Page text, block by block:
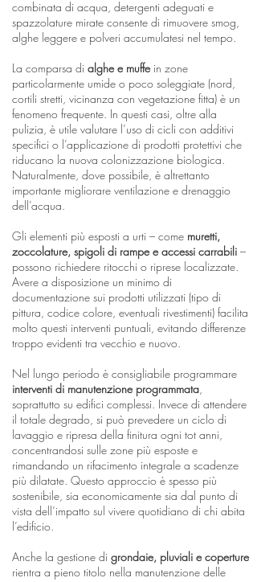
combinata di acqua, detergenti adeguati e
spazzolature mirate consente di rimuovere smog,
alghe leggere e polveri accumulatesi nel tempo.
La comparsa di alghe e muffein zone
particolarmente umide o poco soleggiate (nord,
cortili stretti, vicinanza con vegetazione fitta) è un
fenomeno frequente. In questi casi, oltre alla
pulizia, è utile valutare l’uso di cicli con additivi
specifici o l’applicazione di prodotti protettivi che
riducano la nuova colonizzazione biologica.
Naturalmente, dove possibile, è altrettanto
importante migliorare ventilazione e drenaggio
dell’acqua.
Gli elementi più esposti a urti – come muretti,
zoccolature, spigoli di rampe e accessi carrabili –
possono richiedere ritocchi o riprese localizzate.
Avere a disposizione un minimo di
documentazione sui prodotti utilizzati (tipo di
pittura, codice colore, eventuali rivestimenti) facilita
molto questi interventi puntuali, evitando differenze
troppo evidenti tra vecchio e nuovo.
Nel lungo periodo è consigliabile programmare
interventi di manutenzione programmata,
soprattutto su edifici complessi. Invece di attendere
il totale degrado, si può prevedere un ciclo di
lavaggio e ripresa della finitura ogni tot anni,
concentrandosi sulle zone più esposte e
rimandando un rifacimento integrale a scadenze
più dilatate. Questo approccio è spesso più
sostenibile, sia economicamente sia dal punto di
vista dell’impatto sul vivere quotidiano di chi abita
l’edificio.
Anche la gestione di grondaie, pluviali e coperture
rientra a pieno titolo nella manutenzione delle